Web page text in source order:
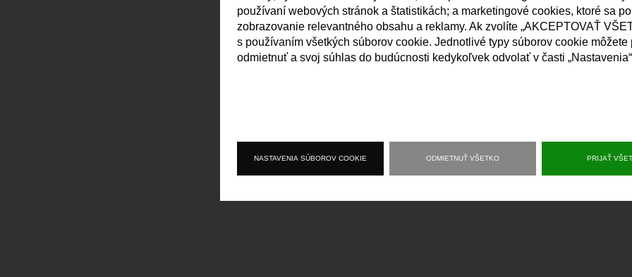
používaní webových stránok a štatistikách; a marketingové cookies, ktoré sa
zobrazovanie relevantného obsahu a reklamy. Ak zvolíte „AKCEPTOVAŤ
s používaním všetkých súborov cookie. Jednotlivé typy súborov cookie môžete
odmietnuť a svoj súhlas do budúcnosti kedykoľvek odvolať v časti
NASTAVENIA SÚBOROV COOKIE ODMIETNUŤ VŠETKO PRIJAŤ